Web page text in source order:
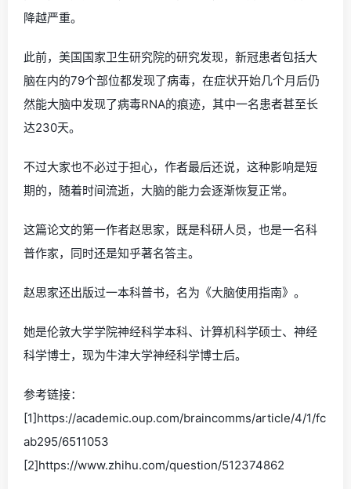
降越严重。
此前，美国国家卫生研究院的研究发现，新冠患者包括大
脑在内的79个部位都发现了病毒，在症状开始几个月后仍
然能大脑中发现了病毒RNA的痕迹，其中一名患者甚至长
达230天。
不过大家也不必过于担心，作者最后还说，这种影响是短
期的，随着时间流逝，大脑的能力会逐渐恢复正常。
这篇论文的第一作者赵思家，既是科研人员，也是一名科
普作家，同时还是知乎著名答主。
赵思家还出版过一本科普书，名为《大脑使用指南》。
她是伦敦大学学院神经科学本科、计算机科学硕士、神经
科学博士，现为牛津大学神经科学博士后。
参考链接：
[1]https://academic.oup.com/braincomms/article/4/1/fc
ab295/6511053
[2]https://www.zhihu.com/question/512374862